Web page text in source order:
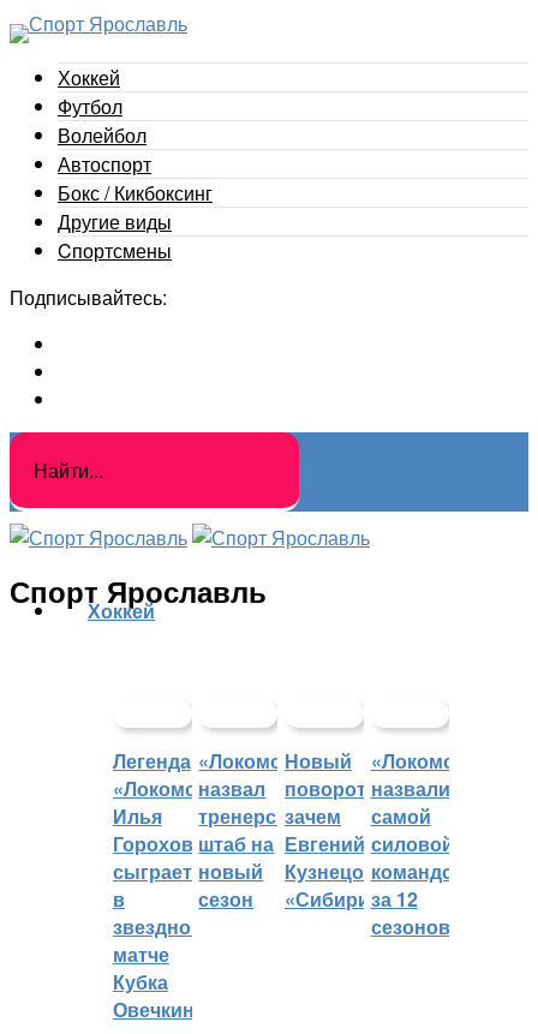
Хоккей
Футбол
Волейбол
Автоспорт
Бокс / Кикбоксинг
Другие виды
Cпортсмены
Подписывайтесь:
Спорт Ярославль
Хоккей
Легенда
«Локомотива»
Илья
Горохов
сыграет
в
звездном
матче
Кубка
Овечкина
«Локомотив»
назвал
тренерский
штаб на
новый
сезон
Новый
поворот:
зачем
Евгений
Кузнецов
«Сибири»?
«Локомотив»
назвали
самой
силовой
командой
за 12
сезонов